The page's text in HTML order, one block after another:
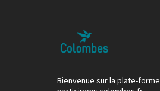
Bienvenue sur la plate-